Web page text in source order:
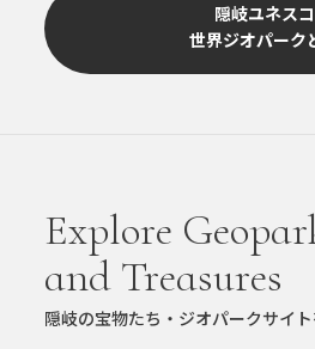
隠岐ユネスコ
世界ジオパーク
Explore
and Treasures
隠岐の宝物たち・ジオパークサイ